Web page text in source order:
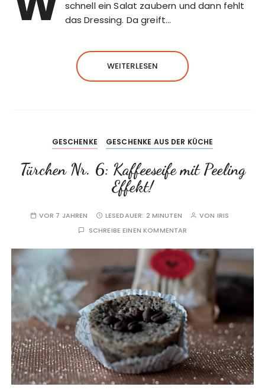
schnell ein Salat zaubern und dann fehlt
das Dressing. Da greift…
WEITERLESEN
GESCHENKE GESCHENKE AUS DER KÜCHE
Türchen Nr. 6: Kaffeeseife mit Peeling
Effekt!
VOR 7 JAHREN LESEDAUER: 2 MINUTEN VON IRIS
SCHREIBE EINEN KOMMENTAR